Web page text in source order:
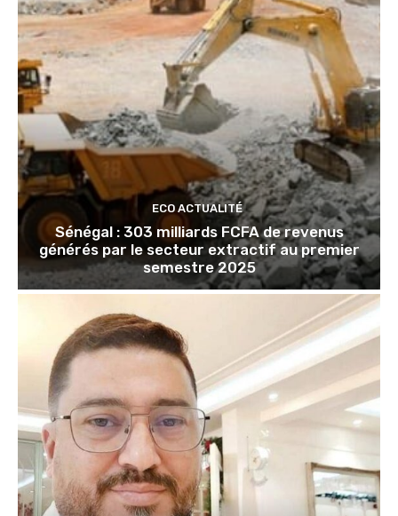
ECO ACTUALITÉ
Sénégal : 303 milliards FCFA de revenus
générés par le secteur extractif au premier
semestre 2025